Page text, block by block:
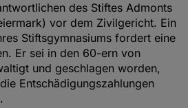
des Stiftes Admonts
vor dem Zivilgericht. Ein
Stiftsgymnasiums fordert eine
Er sei in den 60-ern von
und geschlagen worden,
Entschädigungszahlungen